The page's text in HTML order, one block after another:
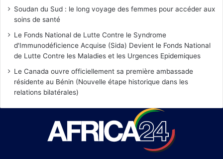
Soudan du Sud : le long voyage des femmes pour accéder aux
soins de santé
Le Fonds National de Lutte Contre le Syndrome
d'Immunodéficience Acquise (Sida) Devient le Fonds National
de Lutte Contre les Maladies et les Urgences Epidemiques
Le Canada ouvre officiellement sa première ambassade
résidente au Bénin (Nouvelle étape historique dans les
relations bilatérales)